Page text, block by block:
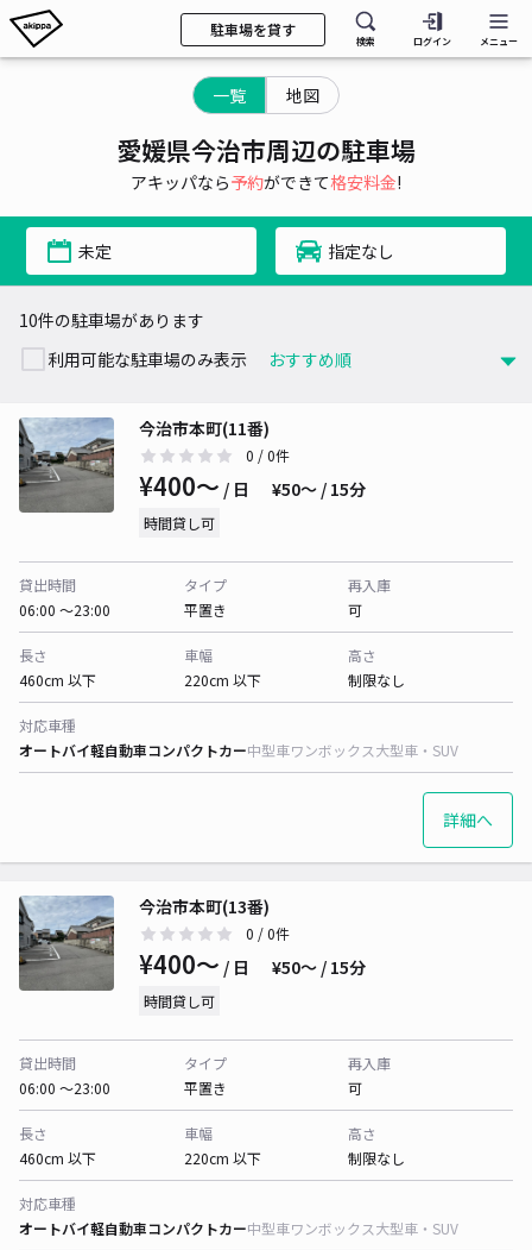
駐車場を貸す
検索 ログイン メニュー
一覧 地図
愛媛県今治市周辺の駐車場
アキッパなら予約ができて格安料金!
未定 指定なし
10件の駐車場があります
利用可能な駐車場のみ表示
今治市本町(11番)
0 / 0件
¥400〜 / 日 ¥50〜 / 15分
時間貸し可
貸出時間
06:00 〜23:00
タイプ
平置き
再入庫
可
長さ
460cm 以下
車幅
220cm 以下
高さ
制限なし
対応車種
オートバイ軽自動車コンパクトカー中型車ワンボックス大型車・SUV
詳細へ
今治市本町(13番)
0 / 0件
¥400〜 / 日 ¥50〜 / 15分
時間貸し可
貸出時間
06:00 〜23:00
タイプ
平置き
再入庫
可
長さ
460cm 以下
車幅
220cm 以下
高さ
制限なし
対応車種
オートバイ軽自動車コンパクトカー中型車ワンボックス大型車・SUV